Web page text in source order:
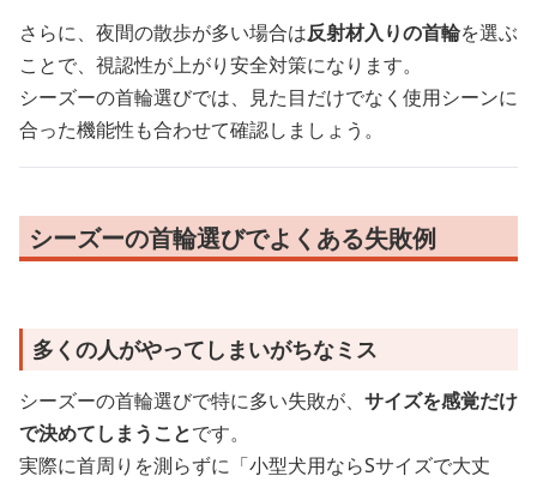
さらに、夜間の散歩が多い場合は反射材入りの首輪を選ぶ
ことで、視認性が上がり安全対策になります。
シーズーの首輪選びでは、見た目だけでなく使用シーンに
合った機能性も合わせて確認しましょう。
シーズーの首輪選びでよくある失敗例
多くの人がやってしまいがちなミス
シーズーの首輪選びで特に多い失敗が、 サイズを感覚だけ
で決めてしまうことです。
実際に首周りを測らずに「小型犬用ならSサイズで大丈